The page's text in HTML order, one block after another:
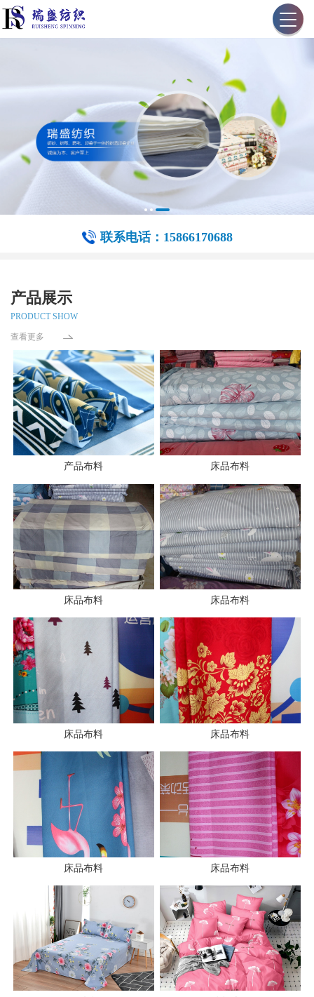
联系电话：15866170688
产品展示
PRODUCT SHOW
查看更多
产品布料 床品布料
床品布料 床品布料
床品布料 床品布料
床品布料 床品布料